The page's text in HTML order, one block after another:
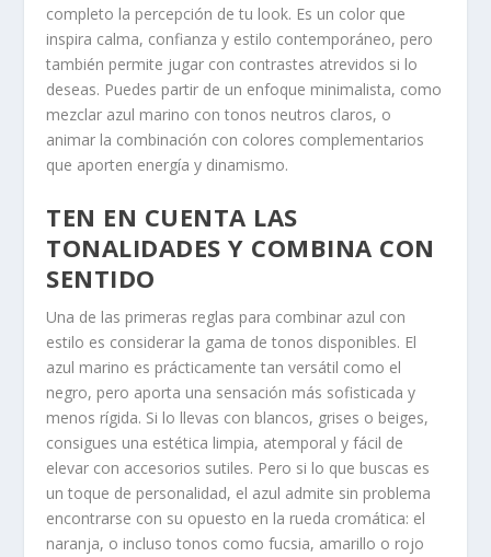
completo la percepción de tu look. Es un color que
inspira calma, confianza y estilo contemporáneo, pero
también permite jugar con contrastes atrevidos si lo
deseas. Puedes partir de un enfoque minimalista, como
mezclar azul marino con tonos neutros claros, o
animar la combinación con colores complementarios
que aporten energía y dinamismo.
TEN EN CUENTA LAS
TONALIDADES Y COMBINA CON
SENTIDO
Una de las primeras reglas para combinar azul con
estilo es considerar la gama de tonos disponibles. El
azul marino es prácticamente tan versátil como el
negro, pero aporta una sensación más sofisticada y
menos rígida. Si lo llevas con blancos, grises o beiges,
consigues una estética limpia, atemporal y fácil de
elevar con accesorios sutiles. Pero si lo que buscas es
un toque de personalidad, el azul admite sin problema
encontrarse con su opuesto en la rueda cromática: el
naranja, o incluso tonos como fucsia, amarillo o rojo